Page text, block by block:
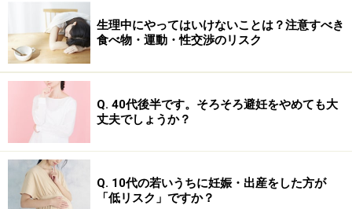
究極のダイエット!? こまめに立ち上がる習
慣は、週末フルマラソンと同じ運動量
こまめに立つのはフルマラソンに匹敵!?
運動不足を考え、ジムなどでエクササイズなどしようと
思っても三日坊主……ということも多いと思います。で
は、「こまめに立ち上がる」とどんな効果が期待できる
のでしょうか。
生理中にやってはいけないことは？注意すべき
食べ物・運動・性交渉のリスク
Q. 40代後半です。そろそろ避妊をやめても大
丈夫でしょうか？
Q. 10代の若いうちに妊娠・出産をした方が
「低リスク」ですか？